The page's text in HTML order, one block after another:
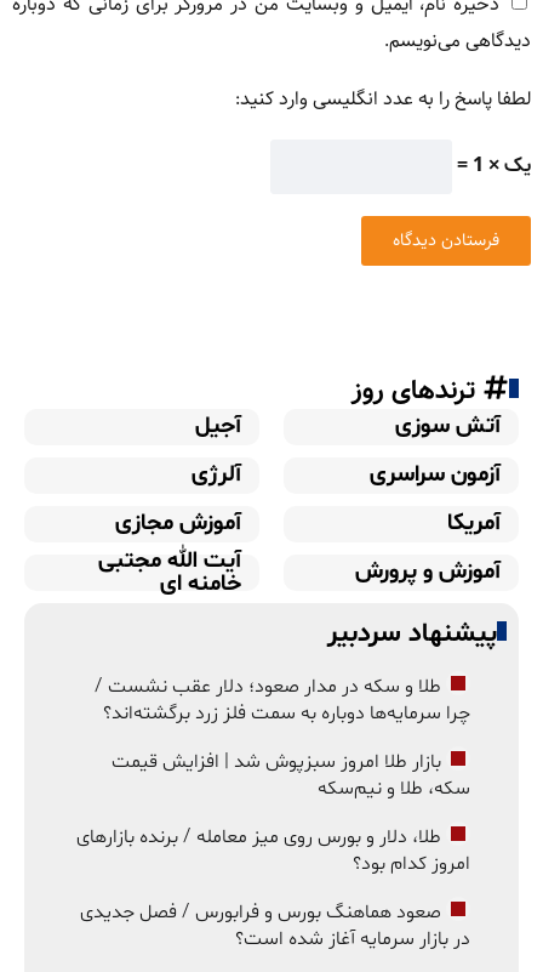
دیدگاهی می‌نویسم.
لطفا پاسخ را به عدد انگلیسی وارد کنید:
یک × 1 =
ترندهای روز
آتش سوزی
آجیل
آزمون سراسری
آلرژی
آمریکا
آموزش مجازی
آموزش و پرورش
آیت الله مجتبی
خامنه ای
پیشنهاد سردبیر
طلا و سکه در مدار صعود؛ دلار عقب نشست /
چرا سرمایه‌ها دوباره به سمت فلز زرد برگشته‌اند؟
بازار طلا امروز سبزپوش شد | افزایش قیمت
سکه، طلا و نیم‌سکه
طلا، دلار و بورس روی میز معامله / برنده بازارهای
امروز کدام بود؟
صعود هماهنگ بورس و فرابورس / فصل جدیدی
در بازار سرمایه آغاز شده است؟